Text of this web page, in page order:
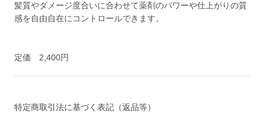
髪質やダメージ度合いに合わせて薬剤のパワーや仕上がりの質
感を自由自在にコントロールできます。
定価 2,400円
特定商取引法に基づく表記（返品等）